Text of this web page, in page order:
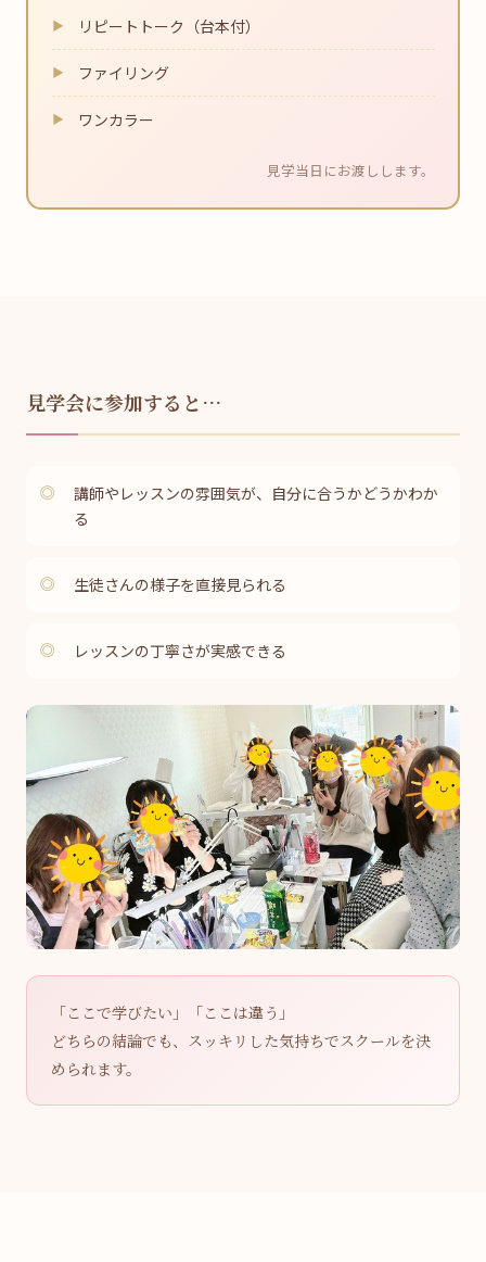
リピートトーク（台本付）
ファイリング
ワンカラー
見学当日にお渡しします。
見学会に参加すると…
講師やレッスンの雰囲気が、自分に合うかどうかわか
る
生徒さんの様子を直接見られる
レッスンの丁寧さが実感できる
「ここで学びたい」「ここは違う」
どちらの結論でも、スッキリした気持ちでスクールを決
められます。